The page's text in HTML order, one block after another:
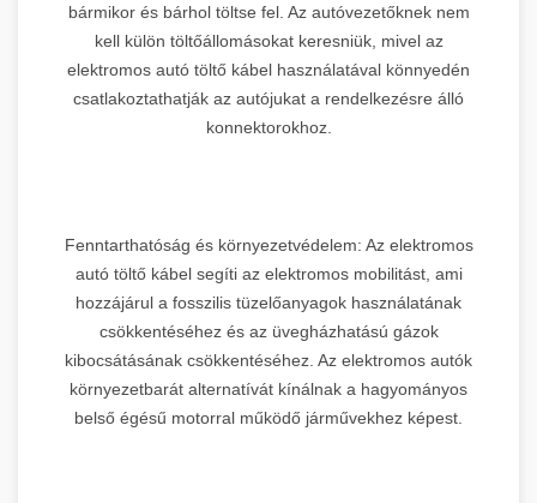
bármikor és bárhol töltse fel. Az autóvezetőknek nem
kell külön töltőállomásokat keresniük, mivel az
elektromos autó töltő kábel használatával könnyedén
csatlakoztathatják az autójukat a rendelkezésre álló
konnektorokhoz.
Fenntarthatóság és környezetvédelem: Az elektromos
autó töltő kábel segíti az elektromos mobilitást, ami
hozzájárul a fosszilis tüzelőanyagok használatának
csökkentéséhez és az üvegházhatású gázok
kibocsátásának csökkentéséhez. Az elektromos autók
környezetbarát alternatívát kínálnak a hagyományos
belső égésű motorral működő járművekhez képest.